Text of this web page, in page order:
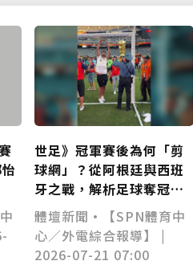
世足》冠軍賽後為何「剪
球網」？從阿根廷與西班
牙之戰，解析足球奪冠獨
特慶祝傳統
體壇新聞•【SPN體育中
心／外電綜合報導】 |
2026-07-21 07:00